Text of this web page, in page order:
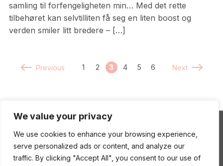
We value your privacy
We use cookies to enhance your browsing experience,
serve personalized ads or content, and analyze our
traffic. By clicking "Accept All", you consent to our use of
samling til forfengeligheten min… Med det rette
tilbehøret kan selvtilliten få seg en liten boost og
verden smiler litt bredere – […]
Previous 1 2 3 4 5 6 Next
ENEstående Mat